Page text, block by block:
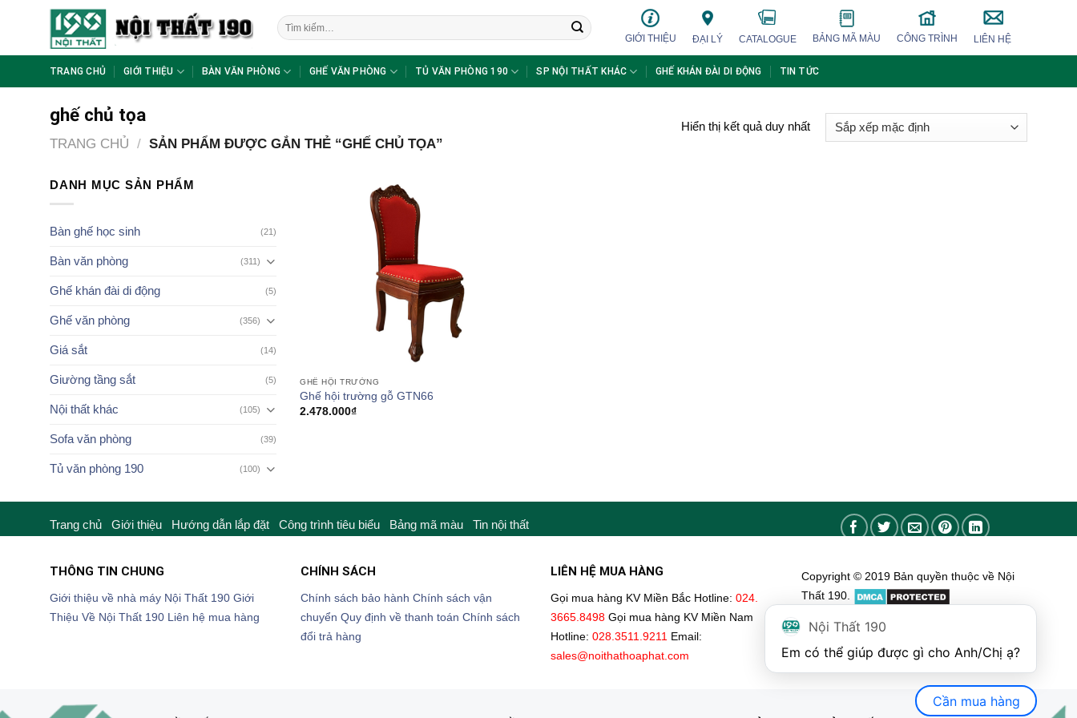
Tìm
kiếm:
GIỚI THIỆU ĐẠI LÝ CATALOGUE BẢNG MÃ MÀU CÔNG TRÌNH LIÊN HỆ
TRANG CHỦ GIỚI THIỆU BÀN VĂN PHÒNG GHẾ VĂN PHÒNG TỦ VĂN PHÒNG 190 SP NỘI THẤT KHÁC GHẾ KHÁN ĐÀI DI ĐỘNG TIN TỨC
ghế chủ tọa
TRANG CHỦ / SẢN PHẨM ĐƯỢC GẮN THẺ “GHẾ CHỦ TỌA”
Hiển thị kết quả duy nhất
DANH MỤC SẢN PHẨM
Bàn ghế học sinh (21)
Bàn văn phòng (311)
Ghế khán đài di động (5)
Ghế văn phòng (356)
Giá sắt (14)
Giường tầng sắt (5)
Nội thất khác (105)
Sofa văn phòng (39)
Tủ văn phòng 190 (100)
GHẾ HỘI TRƯỜNG
Ghế hội trường gỗ GTN66
2.478.000₫
Trang chủ Giới thiệu Hướng dẫn lắp đặt Công trình tiêu biểu Bảng mã màu Tin nội thất
THÔNG TIN CHUNG
Giới thiệu về nhà máy Nội Thất 190 Giới
Thiệu Về Nội Thất 190 Liên hệ mua hàng
CHÍNH SÁCH
Chính sách bảo hành Chính sách vận
chuyển Quy định về thanh toán Chính sách
đổi trả hàng
LIÊN HỆ MUA HÀNG
Gọi mua hàng KV Miền Bắc Hotline: 024.
3665.8498 Gọi mua hàng KV Miền Nam
Hotline: 028.3511.9211 Email:
sales@noithathoaphat.com
Copyright © 2019 Bản quyền thuộc về Nội
Thất 190.
Nội Thất 190
Cần mua hàng